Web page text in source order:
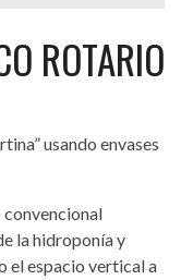
ROTARIO
usando envases
convencional
la hidroponía y
el espacio vertical a